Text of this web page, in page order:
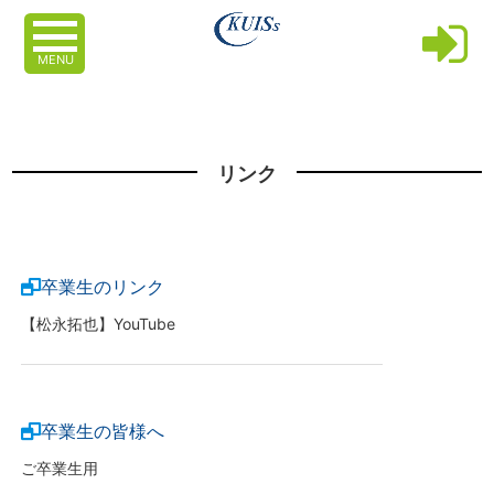
MENU
リンク
卒業生のリンク
【松永拓也】YouTube
卒業生の皆様へ
ご卒業生用